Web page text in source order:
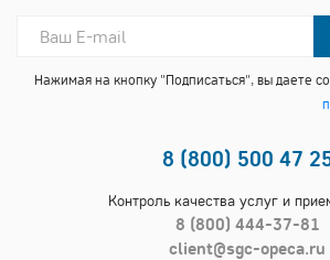
Нажимая на кнопку "Подписаться", вы даете
8 (800) 500 47
Контроль качества услуг и
8 (800) 444-37-81
client@sgc-opeca.ru